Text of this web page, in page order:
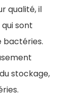
qualité, il
sont
bactéries.
stockage,